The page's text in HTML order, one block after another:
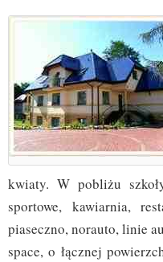
kwiaty. W pobliżu
sportowe, kawiarnia,
piaseczno, norauto, linie
space, o łącznej